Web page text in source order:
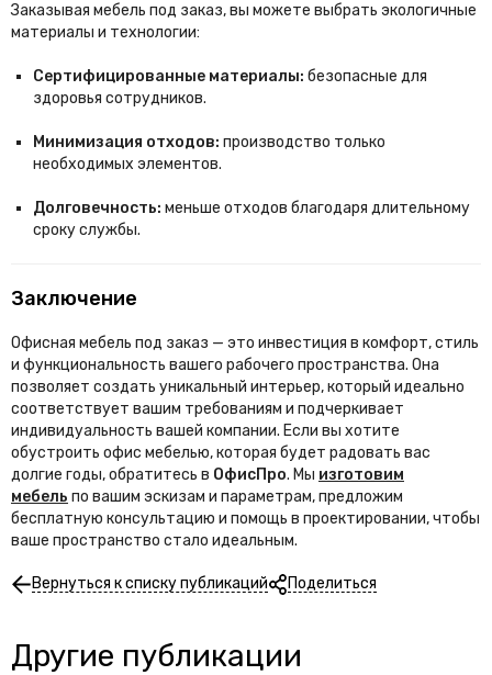
Заказывая мебель под заказ, вы можете выбрать экологичные
материалы и технологии:
Сертифицированные материалы: безопасные для
здоровья сотрудников.
Минимизация отходов: производство только
необходимых элементов.
Долговечность: меньше отходов благодаря длительному
сроку службы.
Заключение
Офисная мебель под заказ — это инвестиция в комфорт, стиль
и функциональность вашего рабочего пространства. Она
позволяет создать уникальный интерьер, который идеально
соответствует вашим требованиям и подчеркивает
индивидуальность вашей компании. Если вы хотите
обустроить офис мебелью, которая будет радовать вас
долгие годы, обратитесь в ОфисПро. Мы изготовим
мебель по вашим эскизам и параметрам, предложим
бесплатную консультацию и помощь в проектировании, чтобы
ваше пространство стало идеальным.
Вернуться к списку публикаций Поделиться
Другие публикации